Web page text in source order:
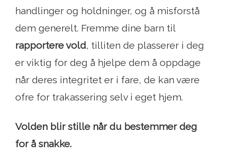
handlinger og holdninger, og å misforstå
dem generelt. Fremme dine barn til
rapportere vold, tilliten de plasserer i deg
er viktig for deg å hjelpe dem å oppdage
når deres integritet er i fare, de kan være
ofre for trakassering selv i eget hjem.
Volden blir stille når du bestemmer deg
for å snakke.